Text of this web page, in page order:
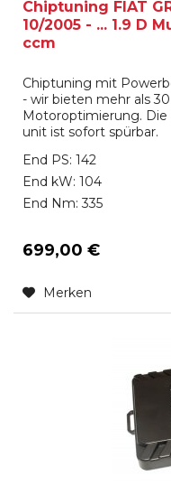
Chiptuning FIAT
10/2005 - ... 1.9 D
ccm
Chiptuning mit
- wir bieten mehr als
Motoroptimierung.
unit ist sofort spürbar.
End PS: 142
End kW: 104
End Nm: 335
699,00 €
Merken